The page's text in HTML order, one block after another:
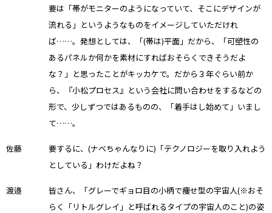
要は「帯がモニターのようになっていて、そこにデザインが
流れる」というようなものをイメージしていただけれ
ば……。発想としては、「(帯は)平面」だから、「可塑性の
あるパネルか何かを素材にすればおそらくできそうだよ
な？」と思ったことがキッカケで。だから３年ぐらい前か
ら、『小松プロセス』という会社に問い合わせをするなどの
形で、少しずつではあるものの、「着手はし始めて」いまし
て……。
佐藤
要するに、(ナベちゃんなりに)「テクノロジーを取り入れよう
としている」わけだよね？
渡邉
皆さん、「グレーでギョロ目の小柄で痩せ型の宇宙人(※おそ
らく「リトルグレイ」と呼ばれるタイプの宇宙人のこと)の姿